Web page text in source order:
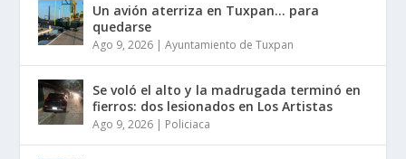
Un avión aterriza en Tuxpan… para
quedarse
Ago 9, 2026 |Ayuntamiento de Tuxpan
Se voló el alto y la madrugada terminó en
fierros: dos lesionados en Los Artistas
Ago 9, 2026 | Policiaca